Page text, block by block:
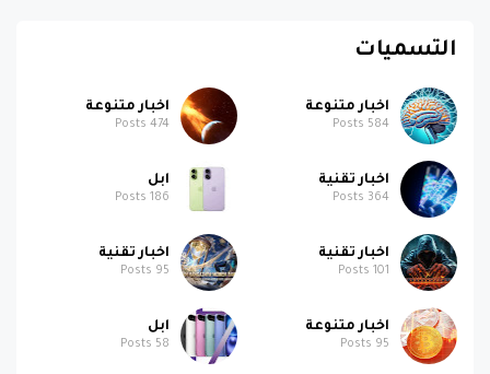
التسميات
اخبار متنوعة
584
اخبار متنوعة
474
اخبار تقنية
364
ابل
186
اخبار تقنية
101
اخبار تقنية
95
اخبار متنوعة
95
ابل
58